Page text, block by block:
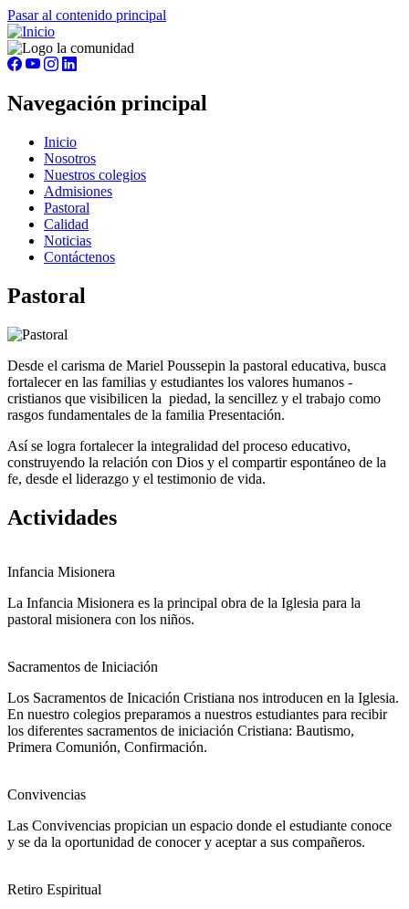
Pasar al contenido principal
Navegación principal
Inicio
Nosotros
Nuestros colegios
Admisiones
Pastoral
Calidad
Noticias
Contáctenos
Pastoral
Desde el carisma de Mariel Poussepin la pastoral educativa, busca
fortalecer en las familias y estudiantes los valores humanos -
cristianos que visibilicen la piedad, la sencillez y el trabajo como
rasgos fundamentales de la familia Presentación.
Así se logra fortalecer la integralidad del proceso educativo,
construyendo la relación con Dios y el compartir espontáneo de la
fe, desde el liderazgo y el testimonio de vida.
Actividades
Infancia Misionera
La Infancia Misionera es la principal obra de la Iglesia para la
pastoral misionera con los niños.
Sacramentos de Iniciación
Los Sacramentos de Inicación Cristiana nos introducen en la Iglesia.
En nuestro colegios preparamos a nuestros estudiantes para recibir
los diferentes sacramentos de iniciación Cristiana: Bautismo,
Primera Comunión, Confirmación.
Convivencias
Las Convivencias propician un espacio donde el estudiante conoce
y se da la oportunidad de conocer y aceptar a sus compañeros.
Retiro Espiritual